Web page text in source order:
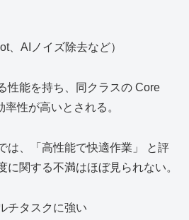
、AIノイズ除去など）
性能を持ち、同クラスの Core
性が高いとされる。
は、「高性能で快適作業」 と評
に関する不満はほぼ見られない。
チタスクに強い